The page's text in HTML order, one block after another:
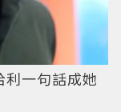
一句話成她